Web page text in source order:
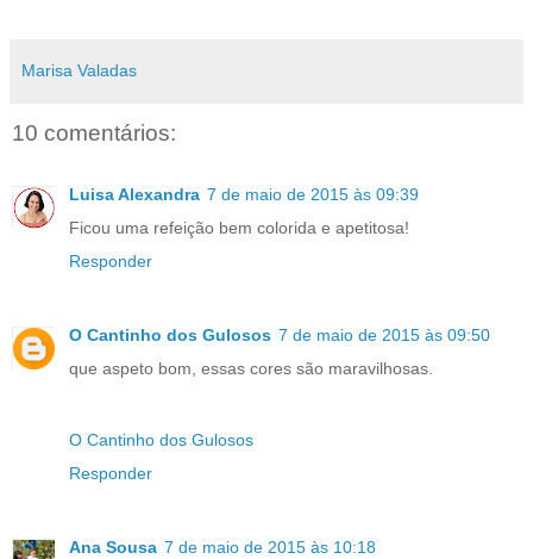
Marisa Valadas
10 comentários:
Luisa Alexandra 7 de maio de 2015 às 09:39
Ficou uma refeição bem colorida e apetitosa!
Responder
O Cantinho dos Gulosos 7 de maio de 2015 às 09:50
que aspeto bom, essas cores são maravilhosas.
O Cantinho dos Gulosos
Responder
Ana Sousa 7 de maio de 2015 às 10:18